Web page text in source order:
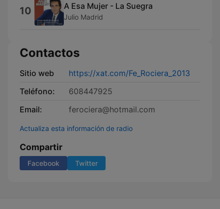
10 A Esa Mujer - La Suegra
Julio Madrid
Contactos
Sitio web
https://xat.com/Fe_Rociera_2013
Teléfono:
608447925
Email:
ferociera@hotmail.com
Actualiza esta información de radio
Compartir
Facebook Twitter